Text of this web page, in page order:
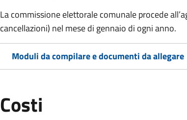
La commissione elettorale comunale procede
cancellazioni) nel mese di gennaio di ogni anno.
Moduli da compilare e documenti da allegare
Costi